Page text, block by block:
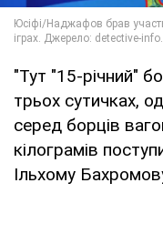
"Тут "15-річний"
трьох сутичках,
серед борців
кілограмів
Ільхому